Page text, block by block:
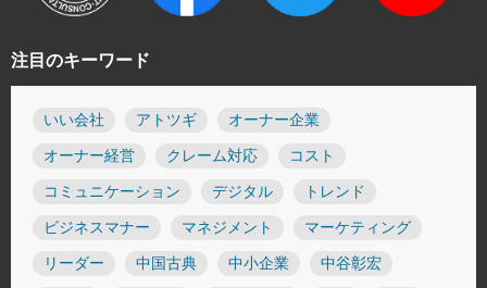
注目のキーワード
いい会社 アトツギ オーナー企業
オーナー経営 クレーム対応 コスト
コミュニケーション デジタル トレンド
ビジネスマナー マネジメント マーケティング
リーダー 中国古典 中小企業 中谷彰宏